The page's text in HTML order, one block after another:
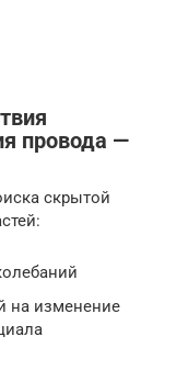
провода —
скрытой
на изменение